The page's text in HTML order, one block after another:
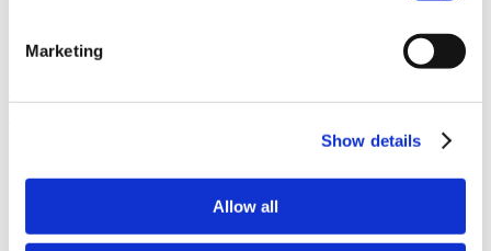
Marketing
Show details
Allow all
我们的故事
了解Junga的起源，探索我们创建这个独特平台
使用Junga生成自拍照，与你的社群分享。
什么是Junga？深入了解我们的平台为何如此与众不同。